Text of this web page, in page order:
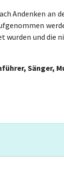
Andenken an
wurden und
Sänger,